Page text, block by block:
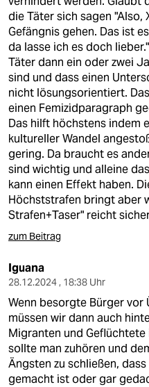
die Täter sich sagen "Also,
Gefängnis gehen. Das ist
da lasse ich es doch
Täter dann ein oder zwei
sind und dass einen
nicht lösungsorientiert.
einen Femizidparagraph
Das hilft höchstens indem
kultureller Wandel
gering. Da braucht es
sind wichtig und alleine
kann einen Effekt haben.
Höchststrafen bringt aber
Strafen+Taser" reicht
zum Beitrag
Iguana
28.12.2024 , 18:38 Uhr
Wenn besorgte Bürger vor
müssen wir dann auch
Migranten und
sollte man zuhören und
Ängsten zu schließen,
gemacht ist oder gar